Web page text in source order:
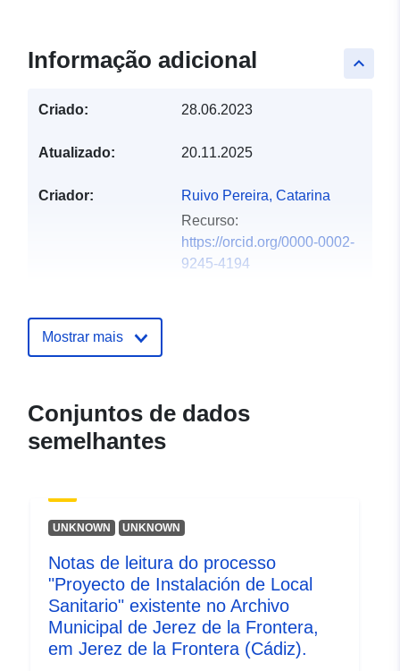
keyboard_arrow_up
Informação adicional
Criado: 28.06.2023
Atualizado: 20.11.2025
Criador:
Ruivo Pereira, Catarina
Recurso:
https://orcid.org/0000-0002-
9245-4194
Publicador:
catálogo:
29 July 2026
Outros
identificadores:
uriRef:
http://data.europa.eu/88u/dataset/
zenodo-org-17611274
Mostrar mais
Conjuntos de dados
semelhantes
UNKNOWN UNKNOWN
Notas de leitura do processo
"Proyecto de Instalación de Local
Sanitario" existente no Archivo
Municipal de Jerez de la Frontera,
em Jerez de la Frontera (Cádiz).